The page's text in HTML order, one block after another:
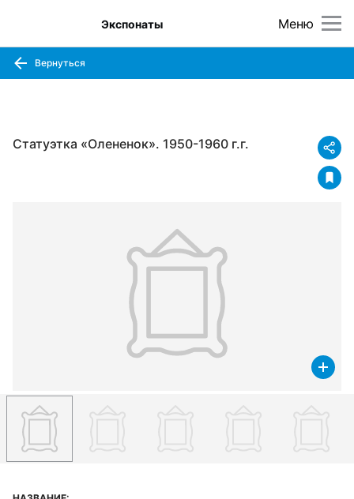
Меню
Экспонаты
Вернуться
Статуэтка «Олененок». 1950-1960 г.г.